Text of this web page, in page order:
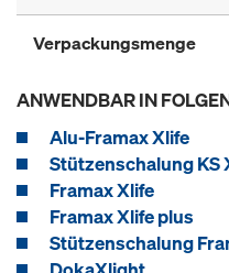
Verpackungsmenge
ANWENDBAR IN
Alu-Framax Xlife
Stützenschalung KS
Framax Xlife
Framax Xlife plus
Stützenschalung